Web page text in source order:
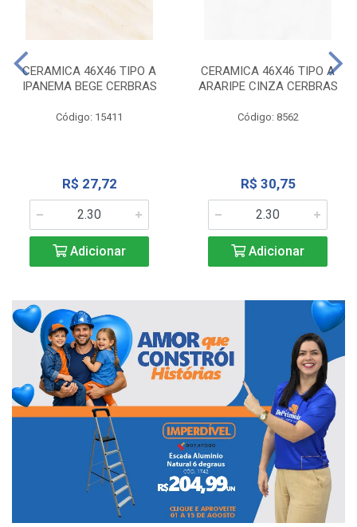
CERAMICA 46X46 TIPO A
IPANEMA BEGE CERBRAS
Código: 15411
R$ 27,72
Adicionar
CERAMICA 46X46 TIPO A
ARARIPE CINZA CERBRAS
Código: 8562
R$ 30,75
Adicionar